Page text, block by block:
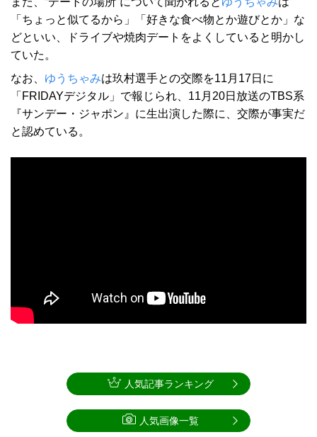
「ちょっと似てるから」「好きな食べ物とか遊びとか」な
どといい、ドライブや焼肉デートをよくしていると明かし
ていた。
なお、 ゆうちゃみは玖村選手との交際を11月17日に
「FRIDAYデジタル」で報じられ、11月20日放送のTBS系
『サンデー・ジャポン』に生出演した際に、交際が事実だ
と認めている。
人気記事ランキング
人気画像一覧